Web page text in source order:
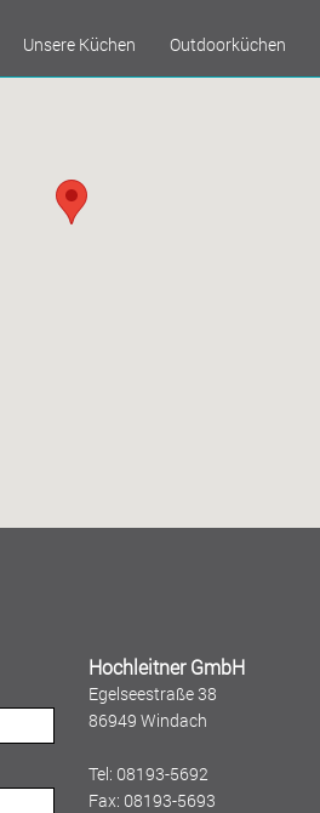
Unsere Küchen
Küchennachrichten
Outdoorküchen
Hochleitner GmbH
Egelseestraße 38
86949 Windach
Tel: 08193-5692
Fax: 08193-5693